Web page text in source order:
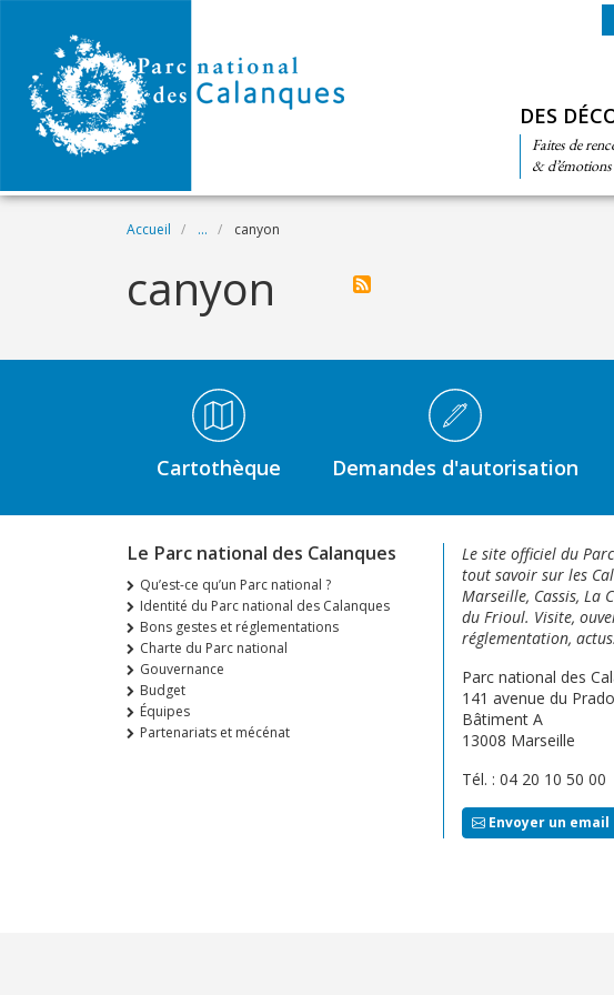
DES
Faites de
& d’émotions
Fil d'Ariane
Accueil ... canyon
canyon
Médiathèque Footer
Cartothèque Demandes d'autorisation
Le Parc national des Calanques
Qu’est-ce qu’un Parc national ?
Identité du Parc national des Calanques
Bons gestes et réglementations
Charte du Parc national
Gouvernance
Budget
Équipes
Partenariats et mécénat
Le site officiel du
tout savoir sur les
Marseille, Cassis, La
du Frioul. Visite,
réglementation,
Parc national des
141 avenue du Prado
Bâtiment A
13008 Marseille
Tél. : 04 20 10 50 00
Envoyer un email